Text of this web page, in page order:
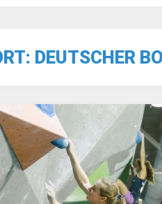
DEUTSCHER